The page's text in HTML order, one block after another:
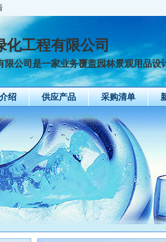
化工程有限公司
限公司是一家业务覆盖园林景观用品设
绍 供应产品 采购清单